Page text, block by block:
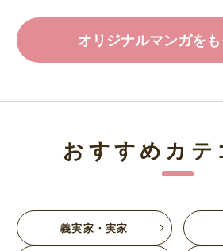
オリジナルマンガを
おすすめカテ
義実家・実家